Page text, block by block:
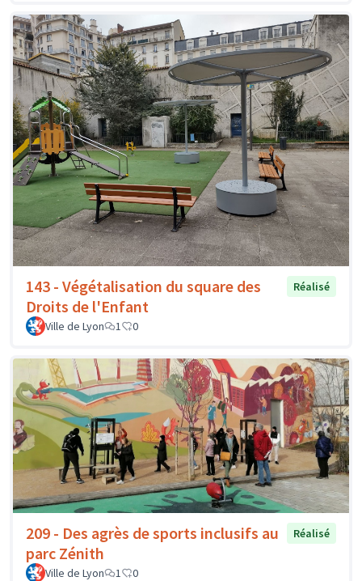
143 - Végétalisation du square des
Droits de l'Enfant
Réalisé
Ville de Lyon 1 0
209 - Des agrès de sports inclusifs au
parc Zénith
Réalisé
Ville de Lyon 1 0